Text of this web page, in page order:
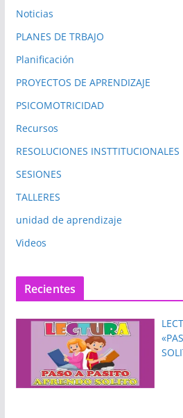
Noticias
PLANES DE TRBAJO
Planificación
PROYECTOS DE APRENDIZAJE
PSICOMOTRICIDAD
Recursos
RESOLUCIONES INSTTITUCIONALES
SESIONES
TALLERES
unidad de aprendizaje
Videos
Recientes